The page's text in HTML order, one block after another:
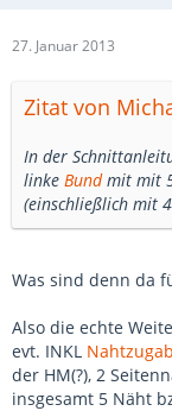
27. Januar 2013
Zitat von
In der
linke Bundmit mit
(einschließlich mit
Was sind denn da
Also die echte
evt. INKL
der HM(?), 2
insgesamt 5 Näht